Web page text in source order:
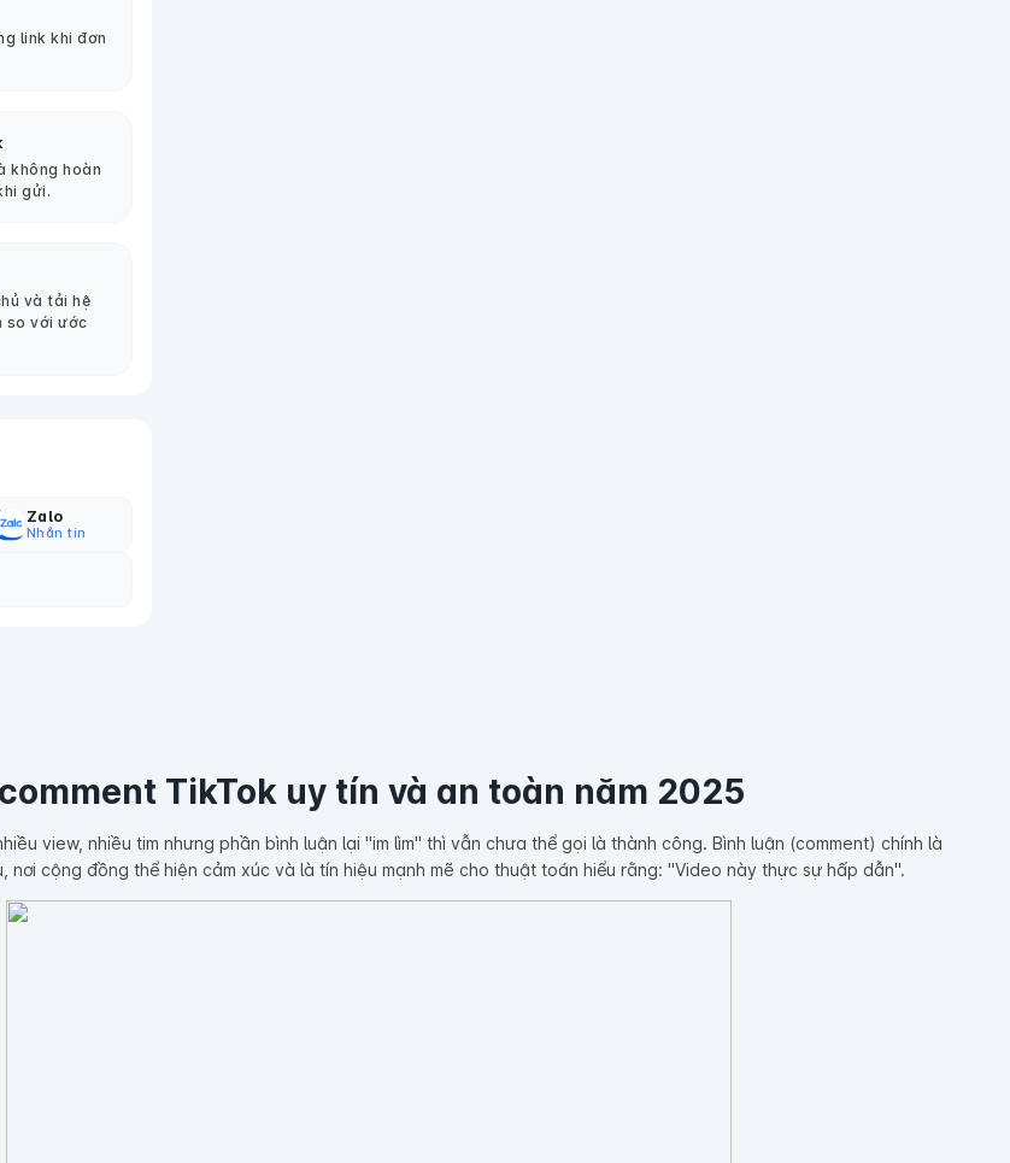
link khi đơn
không hoàn
gửi.
và tải hệ
so với ước
Zalo
Nhắn tin
TikTok uy tín và an toàn năm 2025
view, nhiều tim nhưng phần bình luận lại "im lìm" thì vẫn chưa thể gọi là thành công. Bình luận (comment) chính là
nơi cộng đồng thể hiện cảm xúc và là tín hiệu mạnh mẽ cho thuật toán hiểu rằng: "Video này thực sự hấp dẫn".